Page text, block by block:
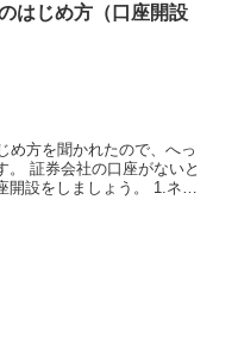
はじめ方（口座開設
め方を聞かれたので、へっ
。 証券会社の口座がないと
開設をしましょう。 1.ネッ